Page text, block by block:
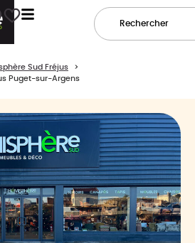
Sud Fréjus
Puget-sur-Argens